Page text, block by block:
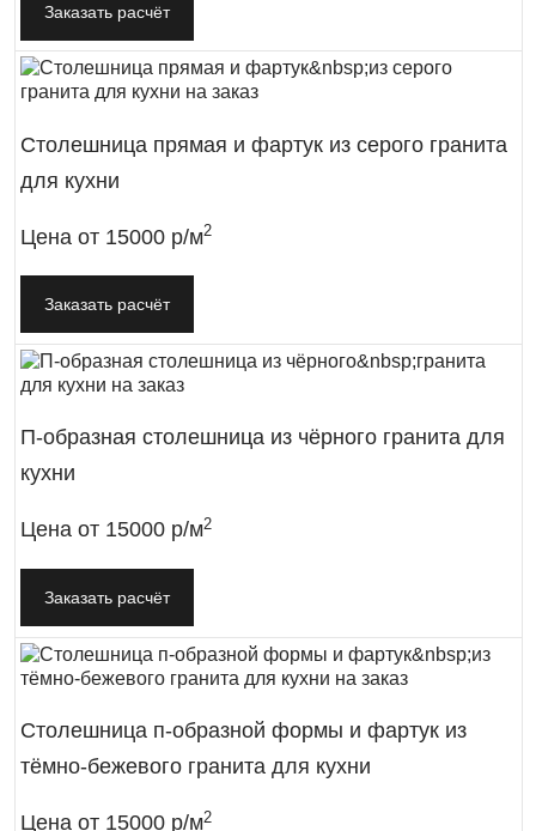
Заказать расчёт
Столешница прямая и фартук из серого гранита
для кухни
Цена от 15000 р/м2
Заказать расчёт
П-образная столешница из чёрного гранита для
кухни
Цена от 15000 р/м2
Заказать расчёт
Столешница п-образной формы и фартук из
тёмно-бежевого гранита для кухни
Цена от 15000 р/м2